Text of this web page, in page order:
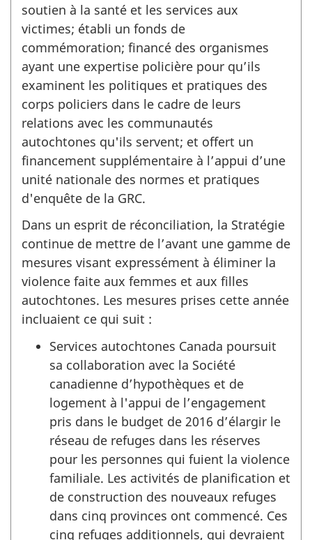
soutien à la santé et les services aux
victimes; établi un fonds de
commémoration; financé des organismes
ayant une expertise policière pour qu’ils
examinent les politiques et pratiques des
corps policiers dans le cadre de leurs
relations avec les communautés
autochtones qu'ils servent; et offert un
financement supplémentaire à l’appui d’une
unité nationale des normes et pratiques
d'enquête de la GRC.
Dans un esprit de réconciliation, la Stratégie
continue de mettre de l’avant une gamme de
mesures visant expressément à éliminer la
violence faite aux femmes et aux filles
autochtones. Les mesures prises cette année
incluaient ce qui suit :
Services autochtones Canada poursuit
sa collaboration avec la Société
canadienne d’hypothèques et de
logement à l'appui de l’engagement
pris dans le budget de 2016 d’élargir le
réseau de refuges dans les réserves
pour les personnes qui fuient la violence
familiale. Les activités de planification et
de construction des nouveaux refuges
dans cinq provinces ont commencé. Ces
cinq refuges additionnels, qui devraient